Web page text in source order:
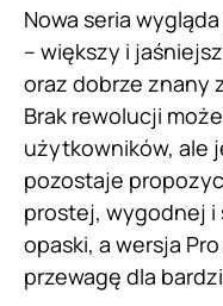
Nowa seria
– większy i
oraz dobrze znany
Brak rewolucji
użytkowników, ale
pozostaje
prostej, wygodnej
opaski, a wersja
przewagę dla